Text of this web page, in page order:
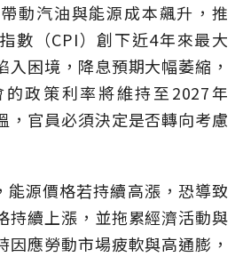
動汽油與能源成本飆升，推
數（CPI）創下近4年來最大
入困境，降息預期大幅萎縮，
政策利率將維持至2027年
，官員必須決定是否轉向考慮
能源價格若持續高漲，恐導致
持續上漲，並拖累經濟活動與
因應勞動市場疲軟與高通膨，